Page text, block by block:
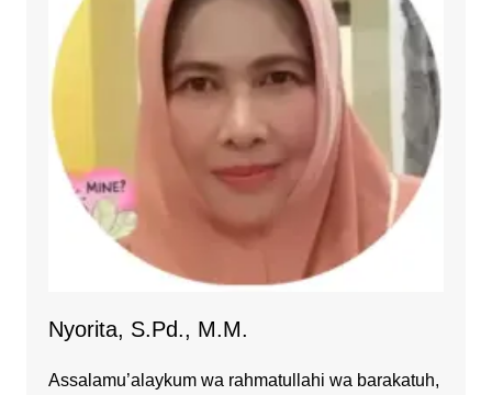
Nyorita, S.Pd., M.M.
Assalamu’alaykum wa rahmatullahi wa barakatuh,